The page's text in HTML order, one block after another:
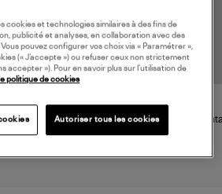
1 503,00 €
SPRWMN
Pantalon 5 Pocket Ankle Milk
cookies et technologies similaires à des fins de
publicité et analyses, en collaboration avec des
pouvez configurer vos choix via « Paramétrer »,
(« J’accepte ») ou refuser ceux non strictement
accepter »). Pour en savoir plus sur l’utilisation de
politique de cookies
Autoriser tous les cookies